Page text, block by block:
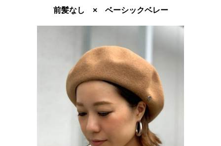
前髪なし × ベーシックベレー